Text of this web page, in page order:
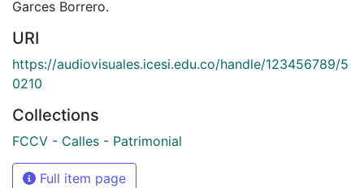
Garces Borrero.
URI
https://audiovisuales.icesi.edu.co/handle/123456789/5
0210
Collections
FCCV - Calles - Patrimonial
Full item page